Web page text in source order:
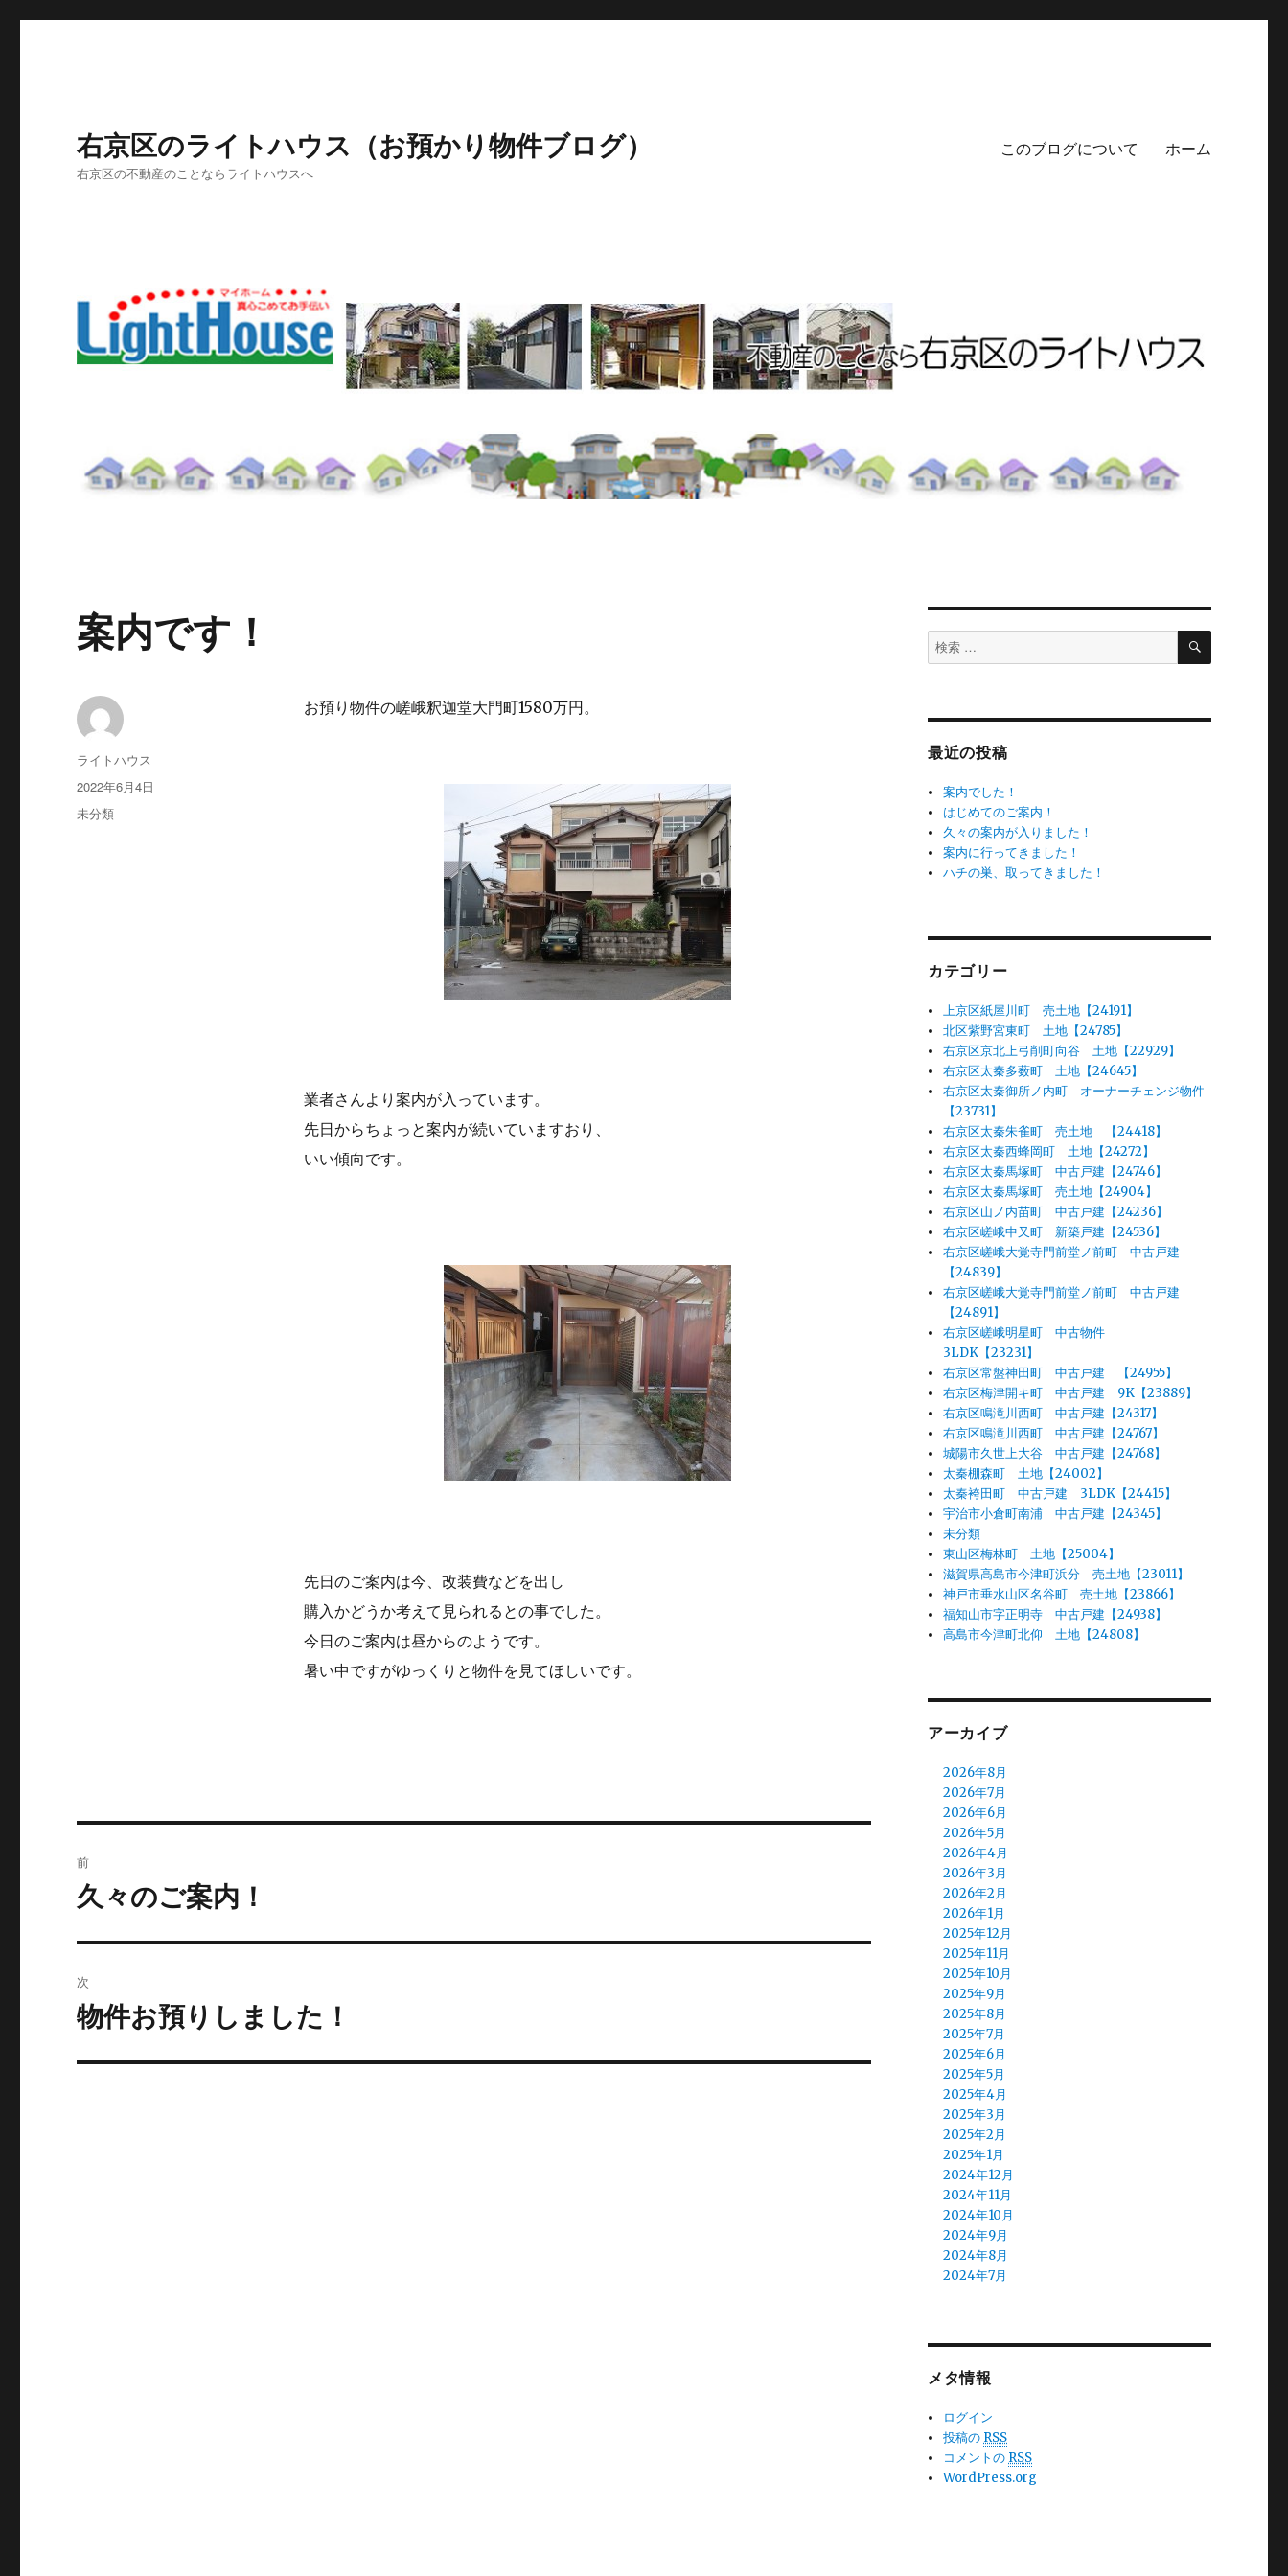
右京区のライトハウス（お預かり物件ブログ）
右京区の不動産のことならライトハウスへ
このブログについて ホーム
案内です！
お預り物件の嵯峨釈迦堂大門町1580万円。
業者さんより案内が入っています。
先日からちょっと案内が続いていますおり、
いい傾向です。
先日のご案内は今、改装費などを出し
購入かどうか考えて見られるとの事でした。
今日のご案内は昼からのようです。
暑い中ですがゆっくりと物件を見てほしいです。
投
稿
ライトハウス
投
稿
2022年6月4日
カ
未分類
稿
ゲ
前
過
の
投
稿:
久々のご案内！
次
次
投
物件お預りしました！
検
索
検
最近の投稿
案内でした！
はじめてのご案内！
久々の案内が入りました！
案内に行ってきました！
ハチの巣、取ってきました！
カテゴリー
上京区紙屋川町 売土地【24191】
北区紫野宮東町 土地【24785】
右京区京北上弓削町向谷 土地【22929】
右京区太秦多薮町 土地【24645】
右京区太秦御所ノ内町 オーナーチェンジ物件
【23731】
右京区太秦朱雀町 売土地 【24418】
右京区太秦西蜂岡町 土地【24272】
右京区太秦馬塚町 中古戸建【24746】
右京区太秦馬塚町 売土地【24904】
右京区山ノ内苗町 中古戸建【24236】
右京区嵯峨中又町 新築戸建【24536】
右京区嵯峨大覚寺門前堂ノ前町 中古戸建
【24839】
右京区嵯峨大覚寺門前堂ノ前町 中古戸建
【24891】
右京区嵯峨明星町 中古物件
3LDK【23231】
右京区常盤神田町 中古戸建 【24955】
右京区梅津開キ町 中古戸建 9K【23889】
右京区鳴滝川西町 中古戸建【24317】
右京区鳴滝川西町 中古戸建【24767】
城陽市久世上大谷 中古戸建【24768】
太秦棚森町 土地【24002】
太秦袴田町 中古戸建 3LDK【24415】
宇治市小倉町南浦 中古戸建【24345】
未分類
東山区梅林町 土地【25004】
滋賀県高島市今津町浜分 売土地【23011】
神戸市垂水山区名谷町 売土地【23866】
福知山市字正明寺 中古戸建【24938】
高島市今津町北仰 土地【24808】
アーカイブ
2026年8月
2026年7月
2026年6月
2026年5月
2026年4月
2026年3月
2026年2月
2026年1月
2025年12月
2025年11月
2025年10月
2025年9月
2025年8月
2025年7月
2025年6月
2025年5月
2025年4月
2025年3月
2025年2月
2025年1月
2024年12月
2024年11月
2024年10月
2024年9月
2024年8月
2024年7月
2024年2月
2023年12月
2023年11月
2023年10月
2023年9月
メタ情報
ログイン
投稿の RSS
コメントの RSS
WordPress.org